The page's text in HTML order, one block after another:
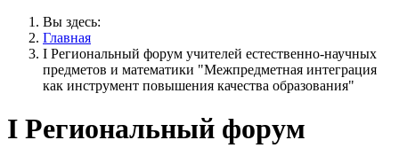
Вы здесь:
Главная
I Региональный форум учителей естественно-научных
предметов и математики "Межпредметная интеграция
как инструмент повышения качества образования"
I Региональный форум